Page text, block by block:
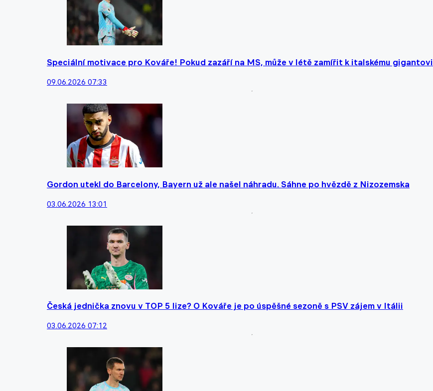
Speciální motivace pro Kováře! Pokud zazáří na MS, může v létě zamířit k italskému gigantovi
09.06.2026 07:33
Gordon utekl do Barcelony, Bayern už ale našel náhradu. Sáhne po hvězdě z Nizozemska
03.06.2026 13:01
Česká jednička znovu v TOP 5 lize? O Kováře je po úspěšné sezoně s PSV zájem v Itálii
03.06.2026 07:12